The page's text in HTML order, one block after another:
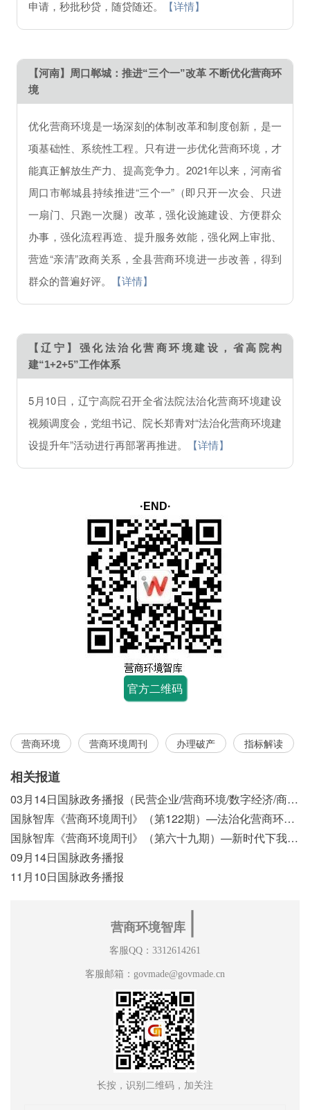
申请，秒批秒贷，随贷随还。
【详情】
【河南】周口郸城：推进“三个一”改革 不断优化营商环
境
优化营商环境是一场深刻的体制改革和制度创新，是一
项基础性、系统性工程。只有进一步优化营商环境，才
能真正解放生产力、提高竞争力。2021年以来，河南省
周口市郸城县持续推进“三个一”（即只开一次会、只进
一扇门、只跑一次腿）改革，强化设施建设、方便群众
办事，强化流程再造、提升服务效能，强化网上审批、
营造“亲清”政商关系，全县营商环境进一步改善，得到
群众的普遍好评。
【详情】
【辽宁】强化法治化营商环境建设，省高院构
建“1+2+5”工作体系
5月10日，辽宁高院召开全省法院法治化营商环境建设
视频调度会，党组书记、院长郑青对“法治化营商环境建
设提升年”活动进行再部署再推进。
【详情】
·END·
官方二维码
营商环境 营商环境周刊 办理破产 指标解读
相关报道
03月14日国脉政务播报（民营企业/营商环境/数字经济/商事制度改革）
国脉智库《营商环境周刊》（第122期）—法治化营商环境视域下我国行政执法公示制度浅析
国脉智库《营商环境周刊》（第六十九期）—新时代下我国营商环境标准体系构建初探
09月14日国脉政务播报
11月10日国脉政务播报
营商环境智库
客服QQ：3312614261
客服邮箱：govmade@govmade.cn
长按，识别二维码，加关注